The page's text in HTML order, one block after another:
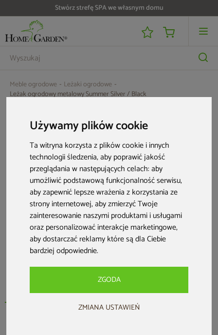
Używamy plików cookie
Ta witryna korzysta z plików cookie i innych
technologii śledzenia, aby poprawić jakość
przeglądania w następujących celach:aby
umożliwić podstawową funkcjonalność serwisu,
aby zapewnić lepsze wrażenia z korzystania ze
strony internetowej,aby zmierzyć Twoje
zainteresowanie naszymi produktami i usługami
oraz personalizować interakcje marketingowe,
aby dostarczać reklamy które są dla Ciebie
bardziej odpowiednie.
ZGODA
ZMIANA USTAWIEŃ
Stwórz strefę SPA we własnym domu
Meble ogrodowe
Leżaki ogrodowe
Leżak ogrodowy metalowy Summer Silver / Black